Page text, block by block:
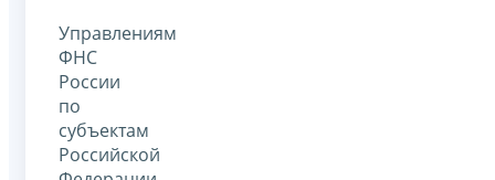
Управлениям
ФНС
России
по
субъектам
Российской